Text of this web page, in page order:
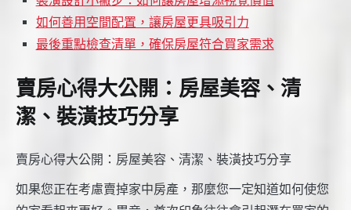
如何善用空間配置，讓房屋更具吸引力
最後重點檢查清單，確保房屋符合買家需求
賣房心得大公開：房屋美容、清
潔、裝潢技巧分享
賣房心得大公開：房屋美容、清潔、裝潢技巧分享
如果您正在考慮賣掉家中房產，那麼您一定知道如何使您